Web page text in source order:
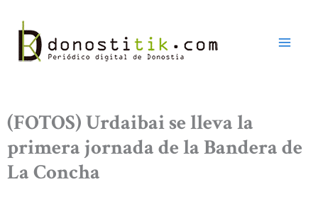
contenido
(FOTOS) Urdaibai se lleva la
primera jornada de la Bandera de
La Concha